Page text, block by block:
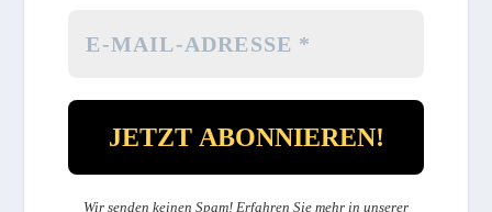
Wir senden keinen Spam! Erfahren Sie mehr in unserer